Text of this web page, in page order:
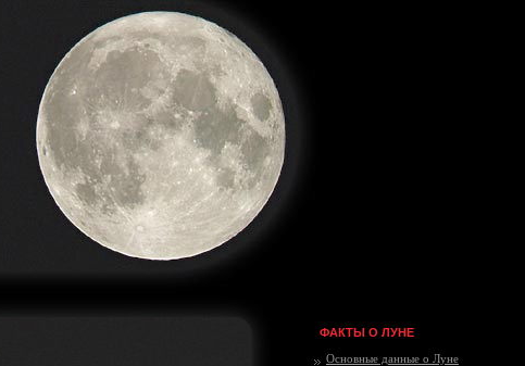
ФАКТЫ О ЛУНЕ
Основные данные о Луне